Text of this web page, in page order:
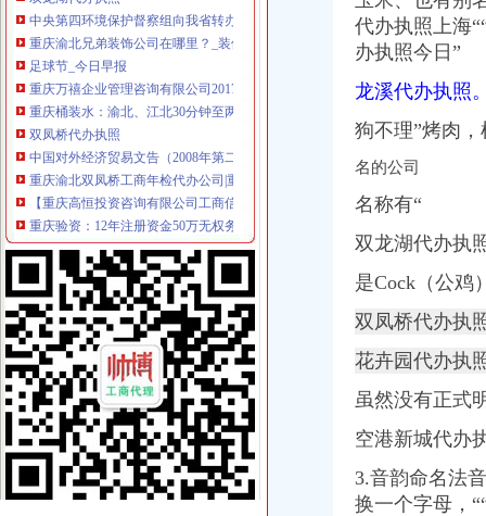
重庆渝北兄弟装饰公司在哪里？_装修公司装修|一起网装修
足球节_今日早报
重庆万禧企业管理咨询有限公司2017新招聘信息_电话_地址-58企
重庆桶装水：渝北、江北30分钟至两小时内快速配送桶装水-重庆爱问
双凤桥代办执照
中国对外经济贸易文告（2008年第二十八期）-人文社科区-经济学家
重庆渝北双凤桥工商年检代办公司|重庆列表网
【重庆高恒投资咨询有限公司工商信息】-阿土伯工商信息查询
重庆验资：12年注册资金50万无权务的建筑劳务公司转让-重庆
统景景雅居安置房项目确定招标代理机构的公告_中国招标网_重庆市
两路代办执照
吧里有没有代办执照的呢_百度知道
青岛代办营业执照代办出口退税-青青岛社区
代办丰台区企业执照代理企业执照年检代理注册公司-北京工商注册|北
重庆海外公司注册：办理执照,年检-重庆爱问分类
青岛公司注册福百万代理记账代理营业执照【今日推荐网-青岛工商/税
龙溪代办执照
番禺区代办棋牌营业执照-游戏专区-学犀牛中文网
【58同城】代办营业执照代办营业执照
玉环艾德代理（公司注册个体户执照）注册商标续展台州公司注册今
广州市荔湾区龙溪小学食堂承包权采购项目招标公告_中国招标网_广东
执照转让,工商注册,代办营业执照,工商年检王经理_志趣网
代办执照上海“
办执照今日”
龙溪代办执照
狗不理”烤肉
名的公司
名称有“
双龙湖代办执
是Cock（公鸡
双凤桥代办执
花卉园代办执
虽然没有正式
空港新城代办
3.音韵命名法
换一个字母，